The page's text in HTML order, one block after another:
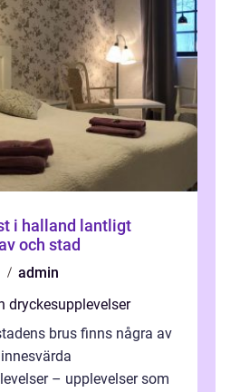
lantligt
och stad
admin
dryckesupplevelser
brus finns några av
– upplevelser som